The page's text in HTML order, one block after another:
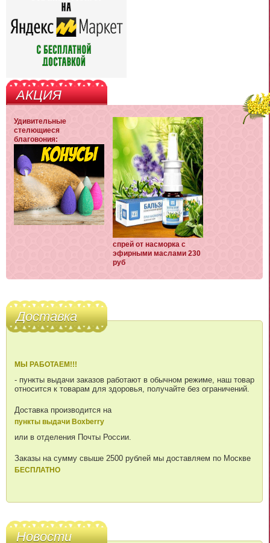
АКЦИЯ
Удивительные
стелющиеся
благовония:
спрей от насморка с
эфирными маслами 230
руб
Доставка
МЫ РАБОТАЕМ!!!
- пункты выдачи заказов работают в обычном режиме, наш товар
относится к товарам для здоровья, получайте без ограничений.
Доставка производится на
пункты выдачи Boxberry
или в отделения Почты России.
Заказы на сумму свыше 2500 рублей мы доставляем по Москве
БЕСПЛАТНО
Новости